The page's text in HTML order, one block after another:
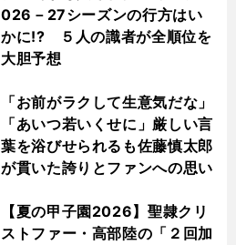
026－27シーズンの行方はい
かに!? ５人の識者が全順位を
大胆予想
「お前がラクして生意気だな」
「あいつ若いくせに」厳しい言
葉を浴びせられるも佐藤慎太郎
が貫いた誇りとファンへの思い
【夏の甲子園2026】聖隷クリ
ストファー・高部陸の「２回加